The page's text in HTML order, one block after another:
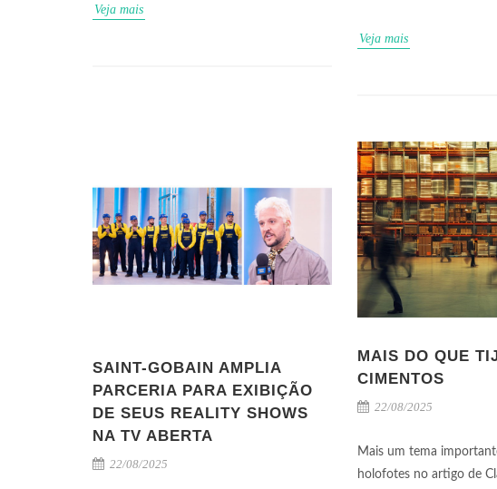
Veja mais
Veja mais
SAINT-GOBAIN AMPLIA
PARCERIA PARA EXIBIÇÃO
DE SEUS REALITY SHOWS
NA TV ABERTA
22/08/2025
MAIS DO QUE
CIMENTOS
22/08/2025
Mais um tema
holofotes no artigo de